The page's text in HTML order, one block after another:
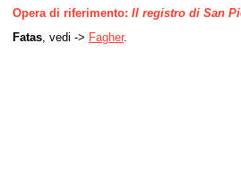
Opera di riferimento: Il registro di San
Fatas , vedi -> Fagher.